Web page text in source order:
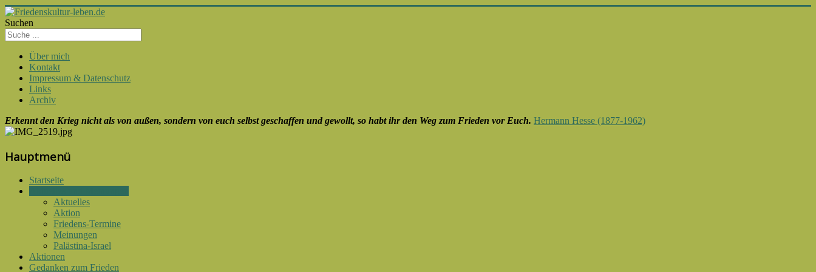
Suchen
Über mich
Kontakt
Impressum & Datenschutz
Links
Archiv
Erkennt den Krieg nicht als von außen, sondern von euch selbst geschaffen und gewollt, so habt ihr den Weg zum Frieden vor Euch. Hermann Hesse (1877-1962)
Hauptmenü
Startseite
Aktuelles
Aktion
Friedens-Termine
Meinungen
Palästina-Israel
Aktionen
Gedanken zum Frieden